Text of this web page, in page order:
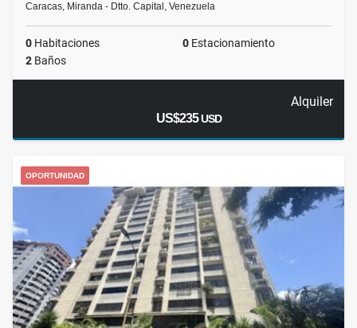
Caracas, Miranda - Dtto. Capital, Venezuela
0 Habitaciones 0 Estacionamiento
2 Baños
Alquiler
US$235USD
OPORTUNIDAD